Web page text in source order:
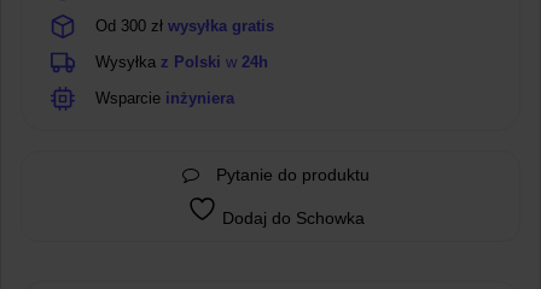
Od 300 zł wysyłka gratis
Wysyłka z Polski w 24h
Wsparcie inżyniera
Pytanie do produktu
Dodaj do Schowka